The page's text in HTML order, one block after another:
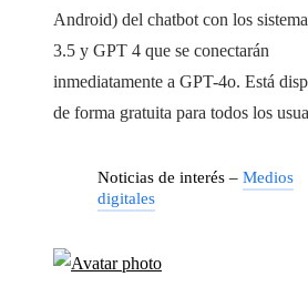
Android) del chatbot con los
3.5 y GPT 4 que se conectarán
inmediatamente a GPT-4o. Está
de forma gratuita para todos los
Noticias de interés – Medios
digitales